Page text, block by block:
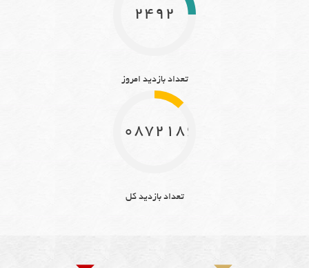
2492
تعداد بازدید امروز
10872186
تعداد بازدید کل